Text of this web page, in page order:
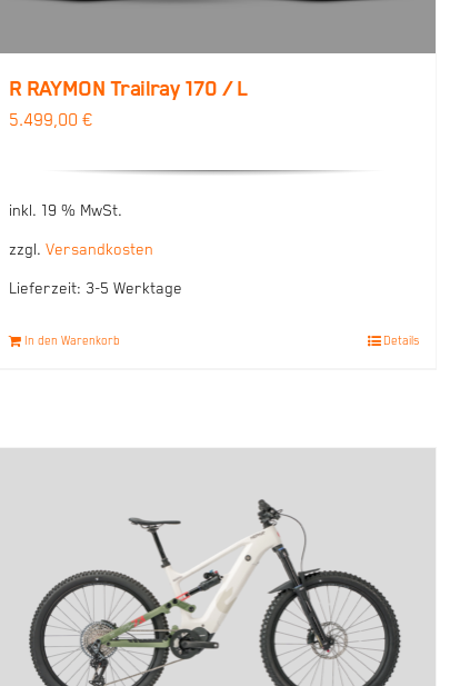
R RAYMON Trailray 170 / L
5.499,00 €
inkl. 19 % MwSt.
zzgl. Versandkosten
Lieferzeit: 3-5 Werktage
In den Warenkorb Details